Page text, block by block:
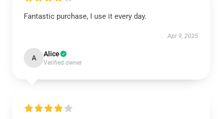
Fantastic purchase, I use it every day.
Apr 9, 2025
A Alice
Verified owner